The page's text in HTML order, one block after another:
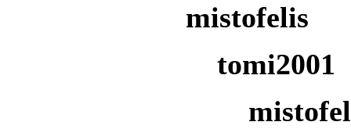
mistofelis
tomi2001